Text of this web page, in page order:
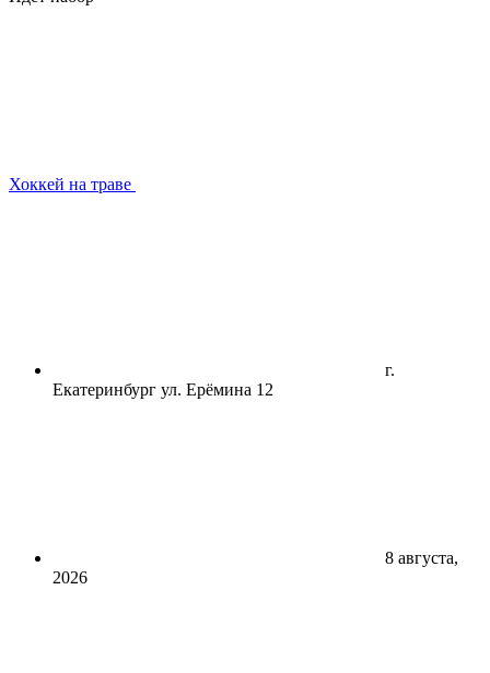
Хоккей на траве
г.
Екатеринбург ул. Ерёмина 12
8 августа,
2026